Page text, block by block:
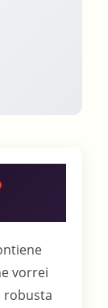
vorrei
robusta